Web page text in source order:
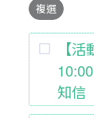
複選
【
知信